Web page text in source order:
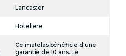
Lancaster
Hoteliere
Ce matelas bénéficie d'une
garantie de 10 ans. Le